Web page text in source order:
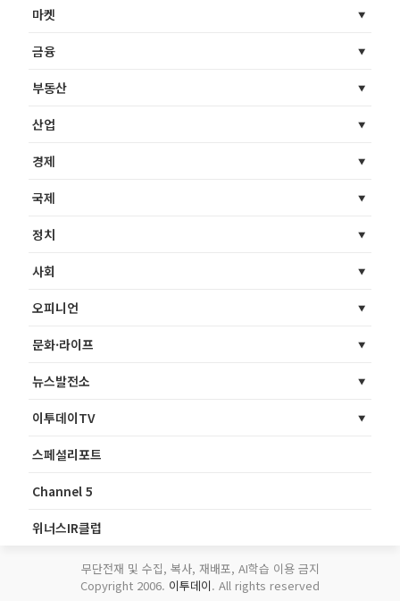
마켓
금융
부동산
산업
경제
국제
정치
사회
오피니언
문화·라이프
뉴스발전소
이투데이TV
스페셜리포트
Channel 5
위너스IR클럽
무단전재 및 수집, 복사, 재배포, AI학습 이용 금지
Copyright 2006. 이투데이. All rights reserved